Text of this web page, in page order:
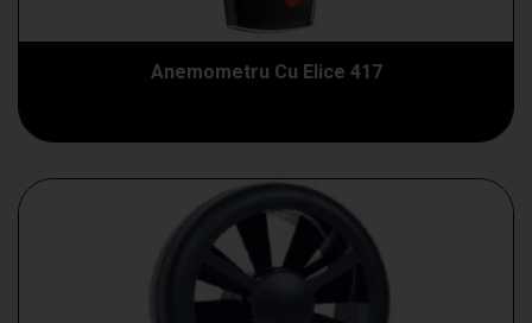
Anemometru Cu Elice 417